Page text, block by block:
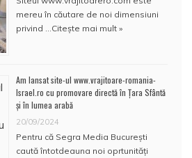
mereu în căutare de noi dimensiuni
privind … Citește mai mult »
Am lansat site-ul www.vrajitoare-romania-
Israel.ro cu promovare directă în Țara Sfântă
și în lumea arabă
20/09/2024
Pentru că Segra Media București
caută întotdeauna noi oprtunități